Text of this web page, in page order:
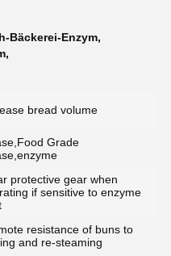
Bäckerei-Enzym,
,
bread volume
Grade
protective gear when
if sensitive to enzyme
resistance of buns to
and re-steaming